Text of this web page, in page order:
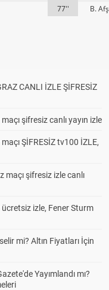
77''
B.
CANLI İZLE ŞİFRESİZ
şifresiz canlı yayın izle
ŞİFRESİZ tv100 İZLE,
maçı şifresiz izle canlı
izle, Fener Sturm
mi? Altın Fiyatları İçin
Yayımlandı mı?